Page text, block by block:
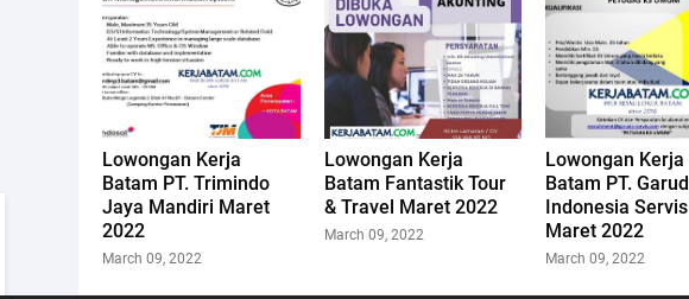
Lowongan Kerja
Batam PT. Trimindo
Jaya Mandiri Maret
2022
March 09, 2022
Lowongan Kerja
Batam Fantastik Tour
& Travel Maret 2022
March 09, 2022
Lowongan Kerja
Batam PT.
Indonesia Servis
Maret 2022
March 09, 2022